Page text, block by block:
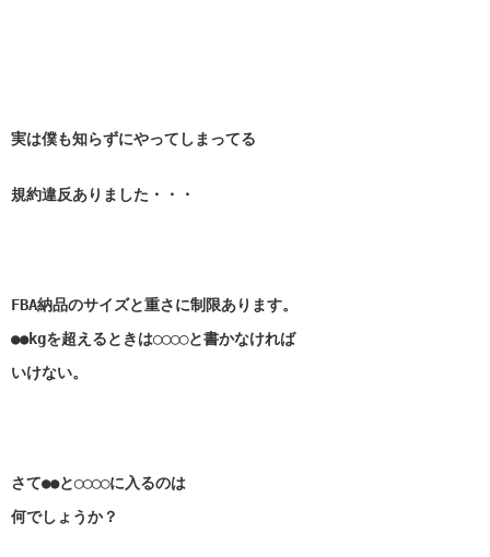
実は僕も知らずにやってしまってる
規約違反ありました・・・
FBA納品のサイズと重さに制限あります。
●●kgを超えるときは◯◯◯◯と書かなければ
いけない。
さて●●と◯◯◯◯に入るのは
何でしょうか？